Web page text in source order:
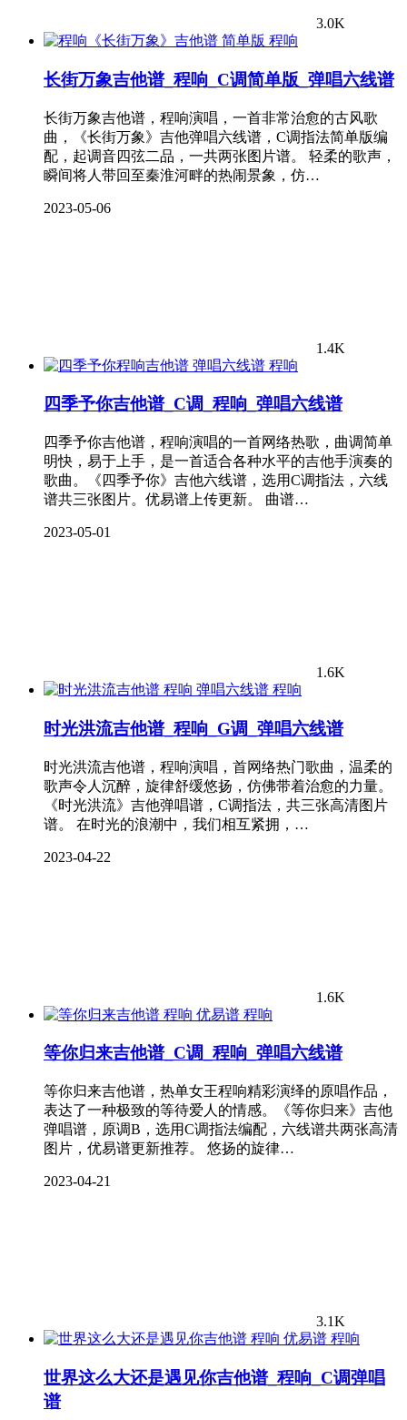
3.0K
程响
长街万象吉他谱_程响_C调简单版_弹唱六线谱
长街万象吉他谱，程响演唱，一首非常治愈的古风歌
曲，《长街万象》吉他弹唱六线谱，C调指法简单版编
配，起调音四弦二品，一共两张图片谱。 轻柔的歌声，
瞬间将人带回至秦淮河畔的热闹景象，仿…
2023-05-06
1.4K
程响
四季予你吉他谱_C调_程响_弹唱六线谱
四季予你吉他谱，程响演唱的一首网络热歌，曲调简单
明快，易于上手，是一首适合各种水平的吉他手演奏的
歌曲。《四季予你》吉他六线谱，选用C调指法，六线
谱共三张图片。优易谱上传更新。 曲谱…
2023-05-01
1.6K
程响
时光洪流吉他谱_程响_G调_弹唱六线谱
时光洪流吉他谱，程响演唱，首网络热门歌曲，温柔的
歌声令人沉醉，旋律舒缓悠扬，仿佛带着治愈的力量。
《时光洪流》吉他弹唱谱，C调指法，共三张高清图片
谱。 在时光的浪潮中，我们相互紧拥，…
2023-04-22
1.6K
程响
等你归来吉他谱_C调_程响_弹唱六线谱
等你归来吉他谱，热单女王程响精彩演绎的原唱作品，
表达了一种极致的等待爱人的情感。《等你归来》吉他
弹唱谱，原调B，选用C调指法编配，六线谱共两张高清
图片，优易谱更新推荐。 悠扬的旋律…
2023-04-21
3.1K
程响
世界这么大还是遇见你吉他谱_程响_C调弹唱
谱